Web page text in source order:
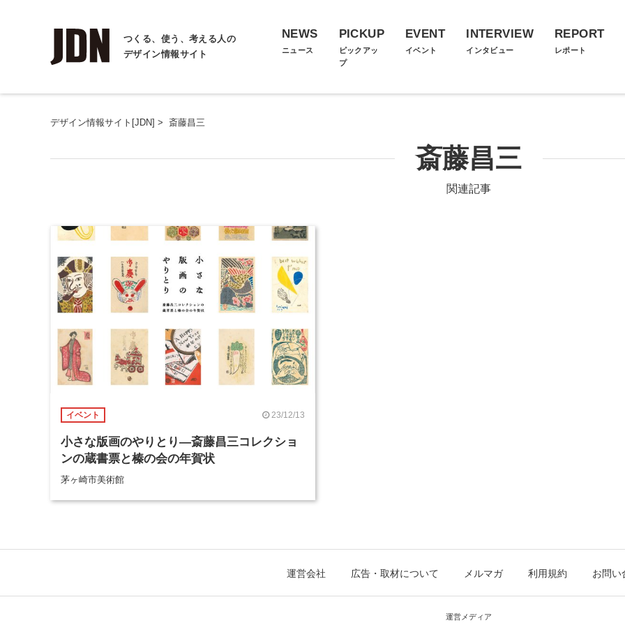
つくる、使う、考える人の
デザイン情報サイト
NEWS
ニュース
PICKUP
ピックアッ
プ
EVENT
イベント
INTERVIEW
インタビュー
REPORT
レポート
デザイン情報サイト[JDN] > 斎藤昌三
斎藤昌三
関連記事
イベント 23/12/13
小さな版画のやりとり―斎藤昌三コレクショ
ンの蔵書票と榛の会の年賀状
茅ヶ崎市美術館
運営会社 広告・取材について メルマガ 利用規約 お問い
運営メディア